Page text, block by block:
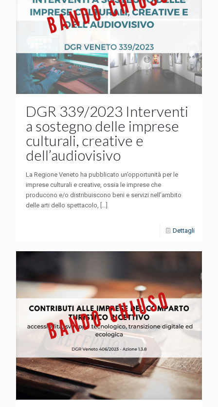
DGR 339/2023 Interventi
a sostegno delle imprese
culturali, creative e
dell’audiovisivo
La Regione Veneto ha pubblicato un’opportunità per le
imprese culturali e creative, ossia le imprese che
producono e/o distribuiscono beni e servizi nell’ambito
delle arti dello spettacolo, […]
Dettagli